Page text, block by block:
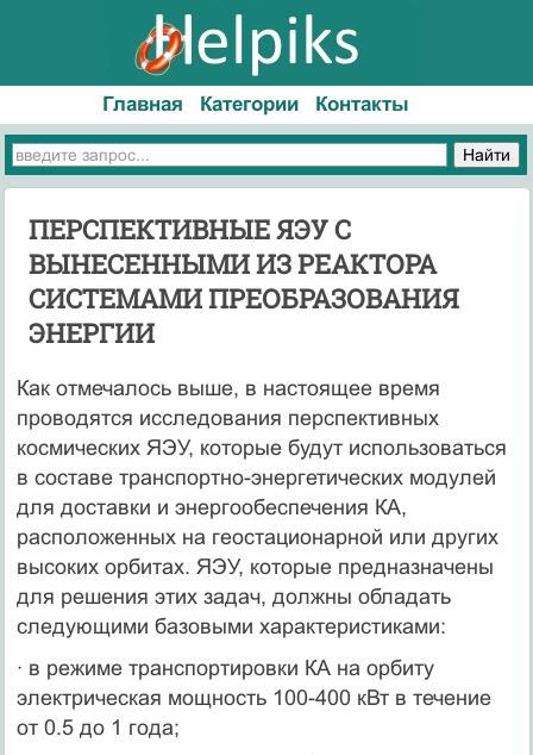
Главная Категории Контакты
ПЕРСПЕКТИВНЫЕ ЯЭУ С
ВЫНЕСЕННЫМИ ИЗ РЕАКТОРА
СИСТЕМАМИ ПРЕОБРАЗОВАНИЯ
ЭНЕРГИИ
Как отмечалось выше, в настоящее время
проводятся исследования перспективных
космических ЯЭУ, которые будут использоваться
в составе транспортно-энергетических модулей
для доставки и энергообеспечения КА,
расположенных на геостационарной или других
высоких орбитах. ЯЭУ, которые предназначены
для решения этих задач, должны обладать
следующими базовыми характеристиками:
· в режиме транспортировки КА на орбиту
электрическая мощность 100-400 кВт в течение
от 0.5 до 1 года;